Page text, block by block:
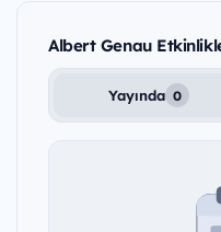
Albert Genau
Yayında 0